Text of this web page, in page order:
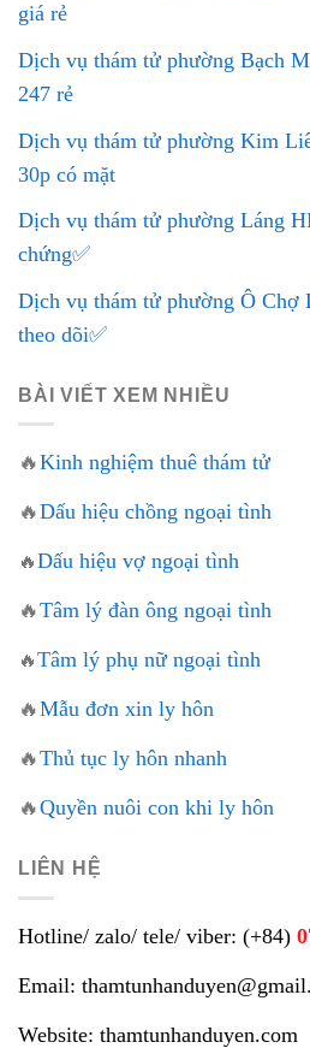
giá rẻ
Dịch vụ thám tử phường Bạch
247 rẻ
Dịch vụ thám tử phường Kim
30p có mặt
Dịch vụ thám tử phường Láng
chứng✅
Dịch vụ thám tử phường Ô Chợ
theo dõi✅
BÀI VIẾT XEM NHIỀU
🔥Kinh nghiệm thuê thám tử
🔥Dấu hiệu chồng ngoại tình
🔥Dấu hiệu vợ ngoại tình
🔥Tâm lý đàn ông ngoại tình
🔥Tâm lý phụ nữ ngoại tình
🔥Mẫu đơn xin ly hôn
🔥Thủ tục ly hôn nhanh
🔥Quyền nuôi con khi ly hôn
LIÊN HỆ
Hotline/ zalo/ tele/ viber: (+84)
Email:
Website: thamtunhanduyen.com